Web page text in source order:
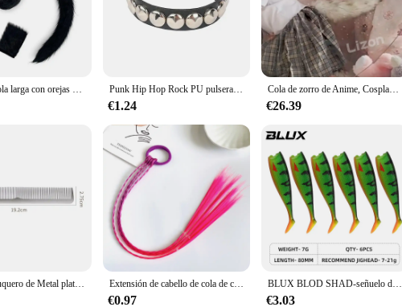
Disfraz de cola larga con orejas de gato, máscara de pelo de piel sintética de 4 piezas, Lobo peludo, zorro, cuello de fiesta de Halloween, Cosplay de lobo Punk Hip Hop Rock PU pulsera de cuero Unisex cadena de moda cráneo pentagrama remache pulsera accesorios de joyería de fiesta
€1.24
Cola de zorro de Anime, Cosplay, cola eléctrica, Control remoto inalámbrico, cola de zorro blanca, colas de animales negras, orejas, cola grande peluda hecha a mano
€26.39
Peine de peluquero de Metal plateado de acero inoxidable de alta calidad, peine de corte de pelo para salón de peluquería para hombres y mujeres Extensión de cabello de cola de caballo trenzada para niños, cinturón elástico de cola de caballo de color sintético, iridiscencia, 45cm
€0.97
BLUX BLOD SHAD-señuelo de pesca suave de 80mm y 105mm, Jighead, cola negra, pececillo, cebo de silicona Artificial, equipo de Swimbait para lubina de agua salada
€3.03